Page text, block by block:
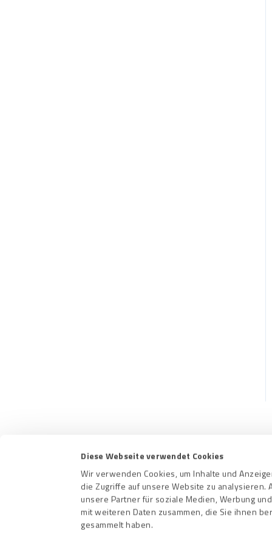
Diese Webseite verwendet Cookies
Wir verwenden Cookies, um Inhalte und
die Zugriffe auf unsere Website zu
unsere Partner für soziale Medien, Werbung
mit weiteren Daten zusammen, die Sie ihnen
gesammelt haben.
Kontakt